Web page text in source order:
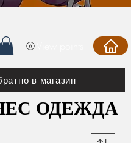
в магазин
ОДЕЖДА
ОДЕЖДА